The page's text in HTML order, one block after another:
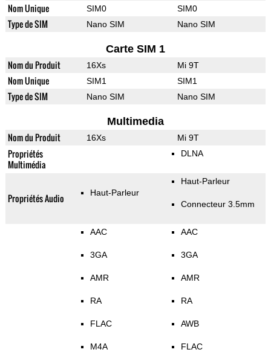
Nom Unique SIM0 SIM0
Type de SIM Nano SIM Nano SIM
Carte SIM 1
Nom du Produit 16Xs Mi 9T
Nom Unique SIM1 SIM1
Type de SIM Nano SIM Nano SIM
Multimedia
Nom du Produit 16Xs Mi 9T
Propriétés
Multimédia
DLNA
Propriétés Audio Haut-Parleur
Haut-Parleur
Connecteur 3.5mm
AAC
3GA
AMR
RA
FLAC
M4A
AAC
3GA
AMR
RA
AWB
FLAC